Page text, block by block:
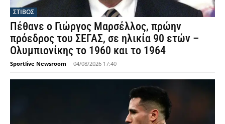
ΣΤΙΒΟΣ
Πέθανε ο Γιώργος Μαρσέλλος, πρώην
πρόεδρος του ΣΕΓΑΣ, σε ηλικία 90 ετών –
Ολυμπιονίκης το 1960 και το 1964
Sportlive Newsroom - 04/08/2026 17:40